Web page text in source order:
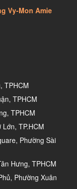
Vy-Mon Amie
TPHCM
TPHCM
TPHCM
TP.HCM
Phường Sài
Hưng, TPHCM
Phường Xuân